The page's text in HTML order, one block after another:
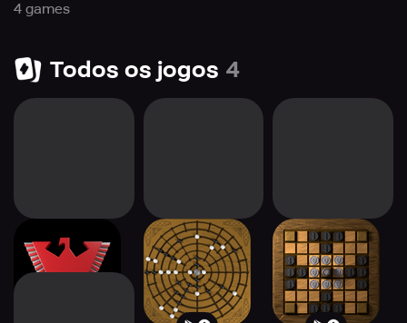
4 games
Todos os jogos 4
Wehrschach Fidchell Hnefatafl